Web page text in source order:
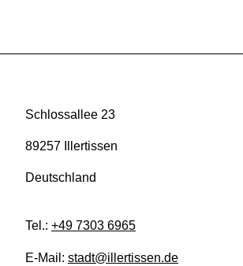
Schlossallee 23
89257 Illertissen
Deutschland
Tel.: +49 7303 6965
E-Mail: stadt@illertissen.de